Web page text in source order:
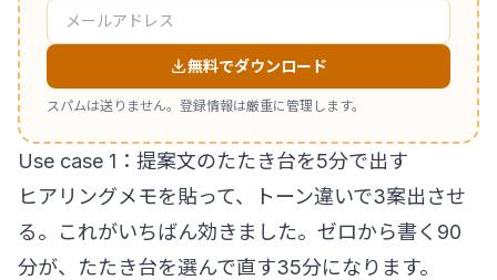
無料でダウンロード
スパムは送りません。登録情報は厳重に管理します。
Use case 1：提案文のたたき台を5分で出す
ヒアリングメモを貼って、トーン違いで3案出させ
る。これがいちばん効きました。ゼロから書く90
分が、たたき台を選んで直す35分になります。